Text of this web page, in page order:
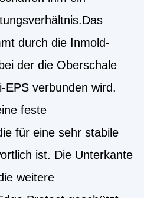
durch die Inmold-
der die Oberschale
verbunden wird.
feste
für eine sehr stabile
ist. Die Unterkante
weitere